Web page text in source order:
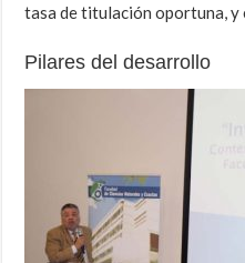
tasa de titulación oportuna, y
Pilares del desarrollo